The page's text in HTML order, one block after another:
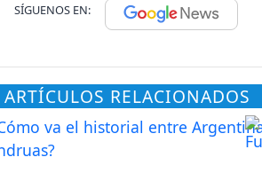
SÍGUENOS EN:
ARTÍCULOS RELACIONADOS